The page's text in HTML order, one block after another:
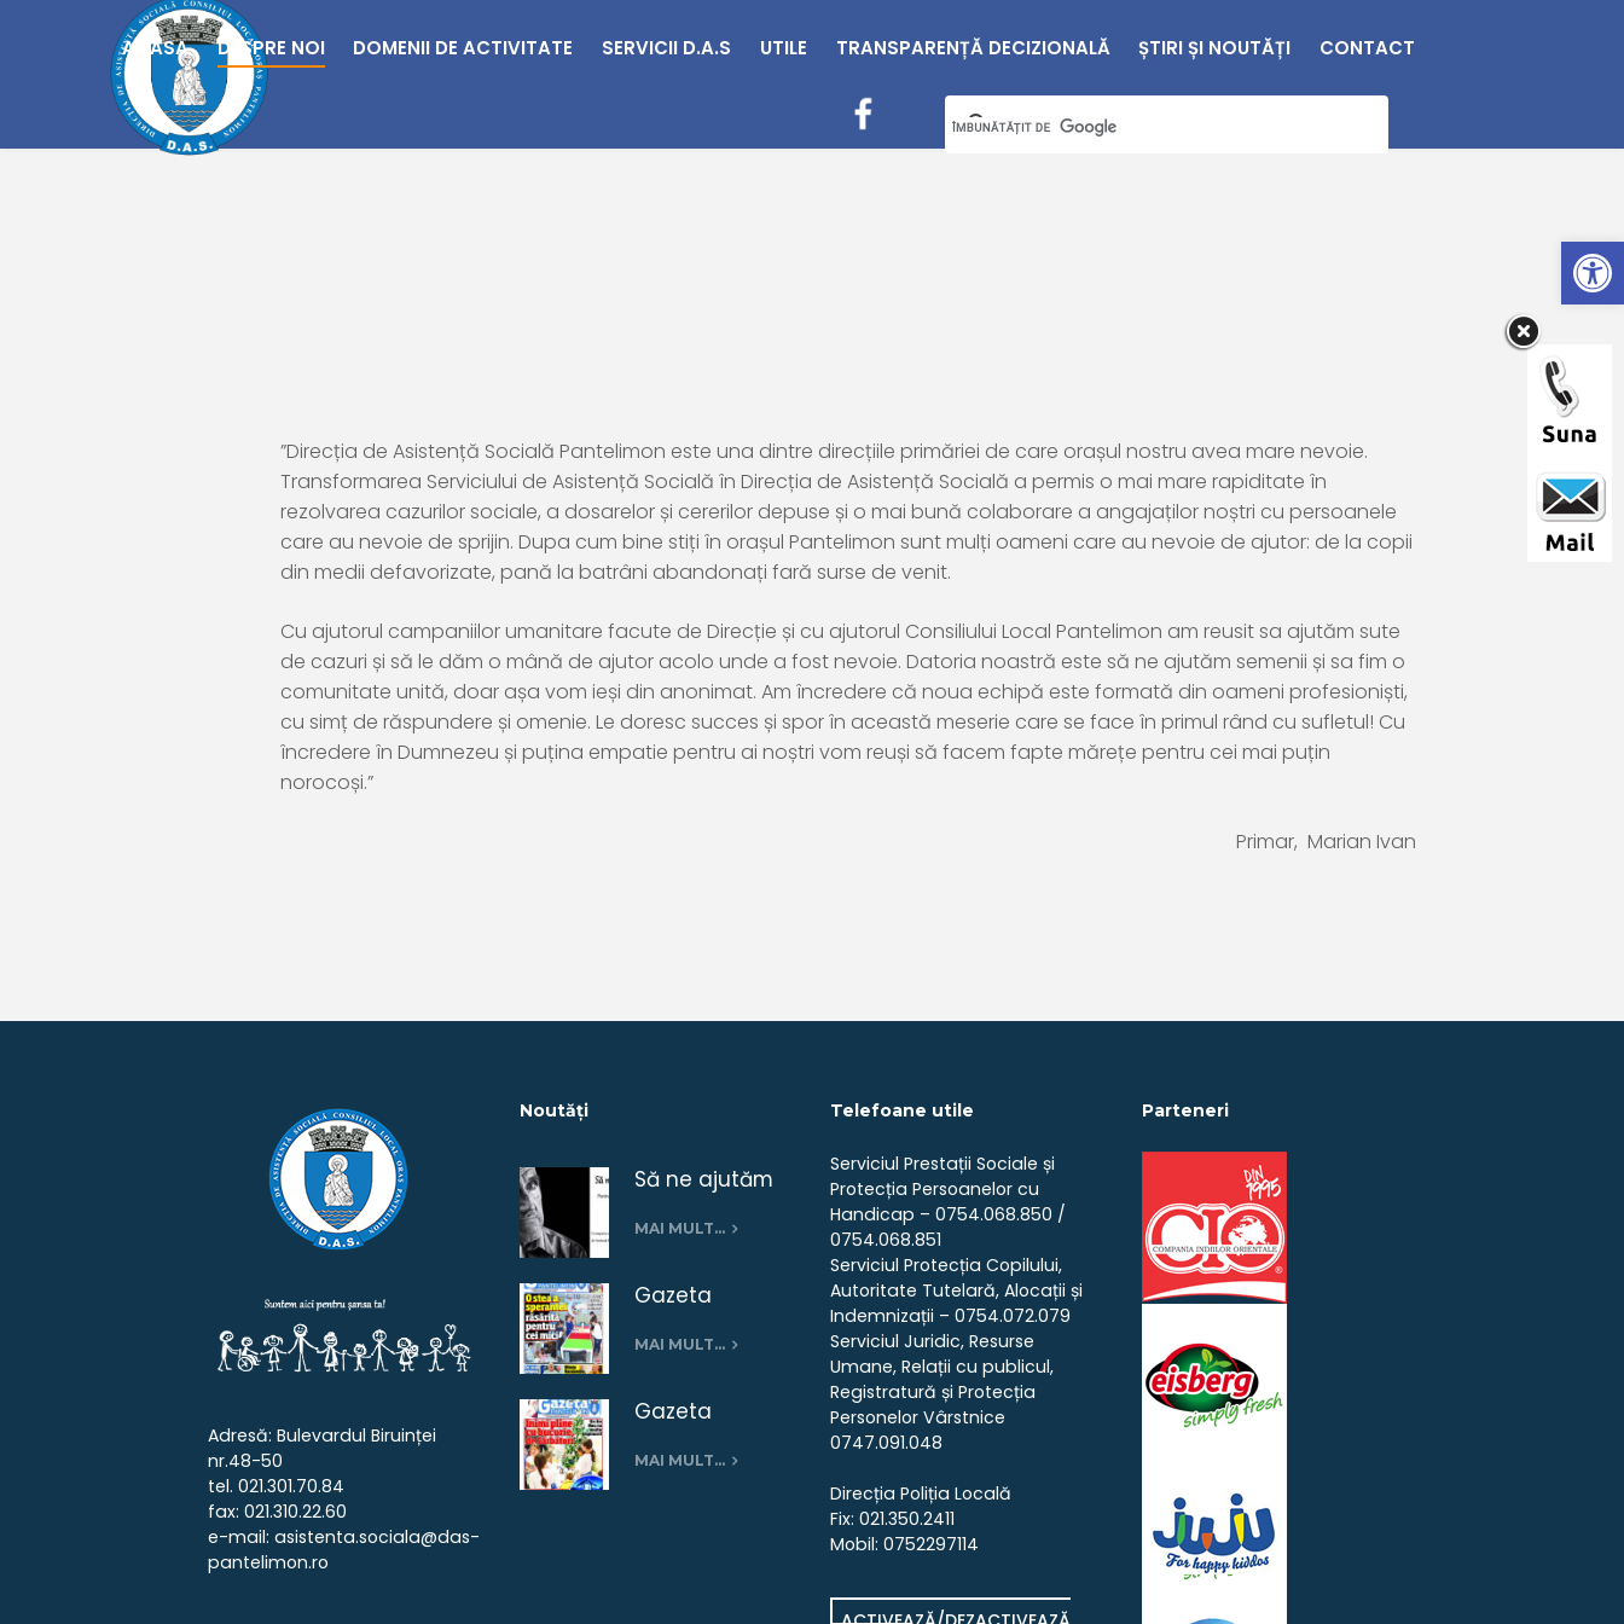
Deschide bara de unelte
ACASA DESPRE NOI DOMENII DE ACTIVITATE SERVICII D.A.S UTILE TRANSPARENȚĂ DECIZIONALĂ ȘTIRI ȘI NOUTĂȚI CONTACT
MESAJUL PRIMĂRIEI
”Direcția de Asistență Socială Pantelimon este una dintre direcțiile primăriei de care orașul nostru avea mare nevoie.
Transformarea Serviciului de Asistență Socială în Direcția de Asistență Socială a permis o mai mare rapiditate în
rezolvarea cazurilor sociale, a dosarelor și cererilor depuse și o mai bună colaborare a angajaților noștri cu persoanele
care au nevoie de sprijin. Dupa cum bine stiți în orașul Pantelimon sunt mulți oameni care au nevoie de ajutor: de la copii
din medii defavorizate, pană la batrâni abandonați fară surse de venit.
Cu ajutorul campaniilor umanitare facute de Direcție și cu ajutorul Consiliului Local Pantelimon am reusit sa ajutăm sute
de cazuri și să le dăm o mână de ajutor acolo unde a fost nevoie. Datoria noastră este să ne ajutăm semenii și sa fim o
comunitate unită, doar așa vom ieși din anonimat. Am încredere că noua echipă este formată din oameni profesioniști,
cu simț de răspundere și omenie. Le doresc succes și spor în această meserie care se face în primul rând cu sufletul! Cu
încredere în Dumnezeu și puțina empatie pentru ai noștri vom reuși să facem fapte mărețe pentru cei mai puțin
norocoși.”
Primar, Marian Ivan
Adresă: Bulevardul Biruinței
nr.48-50
tel. 021.301.70.84
fax: 021.310.22.60
e-mail: asistenta.sociala@das-
pantelimon.ro
Noutăți
Să ne ajutăm
campanie
MAI MULT…
Gazeta
nr.26 –
MAI MULT…
Gazeta
25 –
MAI MULT…
Telefoane utile
Serviciul Prestații Sociale și
Protecția Persoanelor cu
Handicap – 0754.068.850 /
0754.068.851
Serviciul Protecția Copilului,
Autoritate Tutelară, Alocații și
Indemnizații – 0754.072.079
Serviciul Juridic, Resurse
Umane, Relații cu publicul,
Registratură și Protecția
Personelor Vârstnice
0747.091.048
Direcția Poliția Locală
Fix: 021.350.2411
Mobil: 0752297114
Parteneri